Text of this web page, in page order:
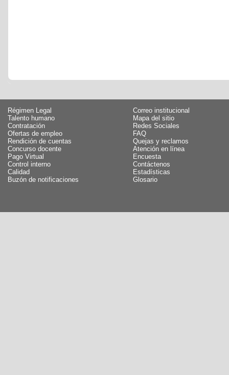
Régimen Legal
Talento humano
Contratación
Ofertas de empleo
Rendición de cuentas
Concurso docente
Pago Virtual
Control interno
Calidad
Buzón de notificaciones
Correo institucional
Mapa del sitio
Redes Sociales
FAQ
Quejas y reclamos
Atención en línea
Encuesta
Contáctenos
Estadísticas
Glosario